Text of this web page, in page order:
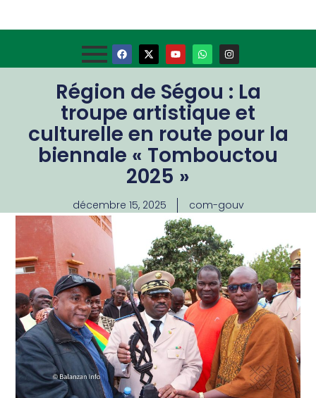
Région de Ségou : La
troupe artistique et
culturelle en route pour la
biennale « Tombouctou
2025 »
décembre 15, 2025 com-gouv